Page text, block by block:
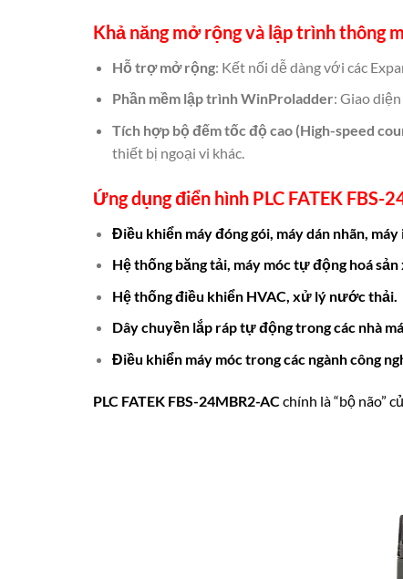
Khả năng mở rộng và lập trình thông
Hỗ trợ mở rộng: Kết nối dễ dàng với các
Phần mềm lập trình WinProladder: Giao
Tích hợp bộ đếm tốc độ cao (High-speed
thiết bị ngoại vi khác.
Ứng dụng điển hình PLC FATEK FBS-
Điều khiển máy đóng gói, máy dán nhãn, máy
Hệ thống băng tải, máy móc tự động hoá sản
Hệ thống điều khiển HVAC, xử lý nước thải.
Dây chuyền lắp ráp tự động trong các nhà
Điều khiển máy móc trong các ngành công
PLC FATEK FBS-24MBR2-ACchính là “bộ não”